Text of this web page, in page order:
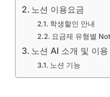
노션 이용요금
학생할인 안내
요금제 유형별
노션 AI 소개 및 이
노션 기능